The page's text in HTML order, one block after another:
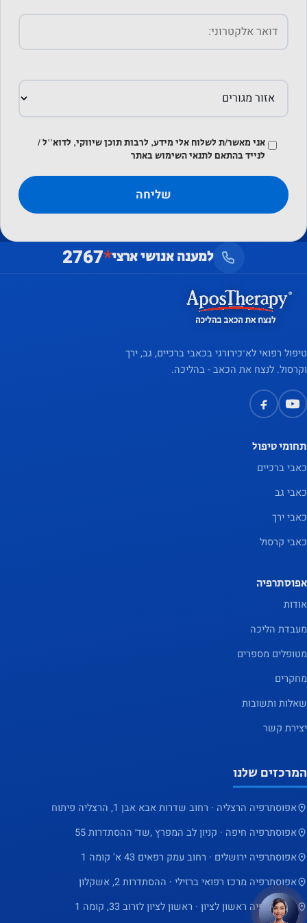
אני מאשר/ת לשלוח אלי מידע, לרבות תוכן שיווקי, לדוא''ל /
לנייד בהתאם לתנאי השימוש באתר
למענה אנושי ארצי*
2767
טיפול רפואי לא־כירורגי בכאבי ברכיים, גב, ירך
וקרסול. לנצח את הכאב - בהליכה.
תחומי טיפול
כאבי ברכיים
כאבי גב
כאבי ירך
כאבי קרסול
אפוסתרפיה
אודות
מעבדת הליכה
מטופלים מספרים
מחקרים
שאלות ותשובות
יצירת קשר
המרכזים שלנו
אפוסתרפיה הרצליה · רחוב שדרות אבא אבן 1, הרצליה פיתוח
אפוסתרפיה חיפה · קניון לב המפרץ ,שד׳ ההסתדרות 55
אפוסתרפיה ירושלים · רחוב עמק רפאים 43 א' קומה 1
אפוסתרפיה מרכז רפואי ברזילי · ההסתדרות 2, אשקלון
אפוסתרפיה ראשון לציון · ראשון לציון לזרוב 33, קומה 1
שיתוף
העניין
שלך
מגדיל את
הסיכוי
אישית